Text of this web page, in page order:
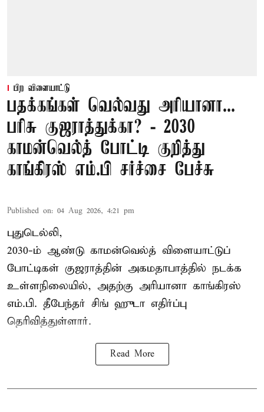
பிற விளையாட்டு
பதக்கங்கள் வெல்வது அரியானா...
பரிசு குஜராத்துக்கா? - 2030
காமன்வெல்த் போட்டி குறித்து
காங்கிரஸ் எம்.பி சர்ச்சை பேச்சு
Published on: 04 Aug 2026, 4:21 pm
புதுடெல்லி,
2030-ம் ஆண்டு காமன்வெல்த் விளையாட்டுப்
போட்டிகள் குஜராத்தின் அகமதாபாத்தில் நடக்க
உள்ளநிலையில், அதற்கு அரியானா காங்கிரஸ்
எம்.பி. தீபேந்தர் சிங் ஹுடா எதிர்ப்பு
தெரிவித்துள்ளார்.
Read More